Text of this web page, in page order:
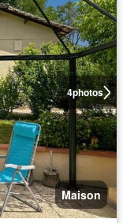
4photos
Maison